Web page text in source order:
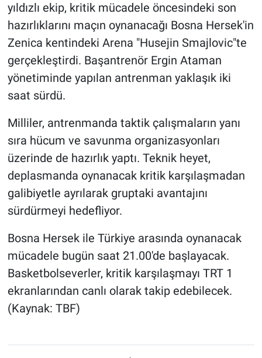
yıldızlı ekip, kritik mücadele öncesindeki son
hazırlıklarını maçın oynanacağı Bosna Hersek'in
Zenica kentindeki Arena "Husejin Smajlovic"te
gerçekleştirdi. Başantrenör Ergin Ataman
yönetiminde yapılan antrenman yaklaşık iki
saat sürdü.
Milliler, antrenmanda taktik çalışmaların yanı
sıra hücum ve savunma organizasyonları
üzerinde de hazırlık yaptı. Teknik heyet,
deplasmanda oynanacak kritik karşılaşmadan
galibiyetle ayrılarak gruptaki avantajını
sürdürmeyi hedefliyor.
Bosna Hersek ile Türkiye arasında oynanacak
mücadele bugün saat 21.00'de başlayacak.
Basketbolseverler, kritik karşılaşmayı TRT 1
ekranlarından canlı olarak takip edebilecek.
(Kaynak: TBF)